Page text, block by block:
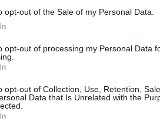
opt-out of the Sale of my Personal Data.
opt-out of processing my Personal Data
opt-out of Collection, Use, Retention,
Data that Is Unrelated with the
και τραυμάτισε